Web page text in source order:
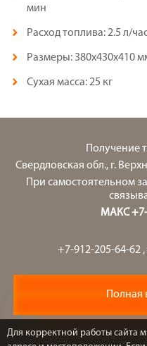
мин
Расход топлива: 2.5 л/
Размеры: 380x430x410
Сухая масса: 25 кг
Получение
Свердловская обл., г.
При самостоятельном
МАКС +7-
+7-912-205-64-62 ,
Полная
Для корректной работы сайта